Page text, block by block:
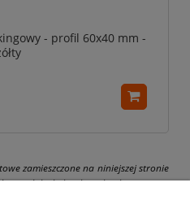
- profil 60x40 mm -
zamieszczone na niniejszej stronie
Jakiekolwiek ich kopiowanie